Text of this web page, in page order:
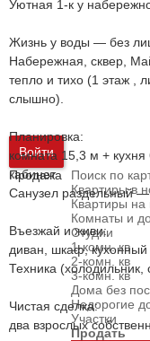
Войти
Продажа
Поиск по
Квартиры в
Квартиры на
Комнаты и
Студии
1-комн. кв
2-комн. кв
3-комн. кв
Дома без
Недорогие
Участки
Продать
Уютная 1-к у
Жизнь у воды — без
Набережная, сквер,
тепло и тихо (1 этаж ,
слышно).
Планировка:
комната 15,3 м +
кабинет
Санузел раздельный
Въезжай и живи:
диван, шкаф, кухонный
Техника
Чистая сделка:
два взрослых